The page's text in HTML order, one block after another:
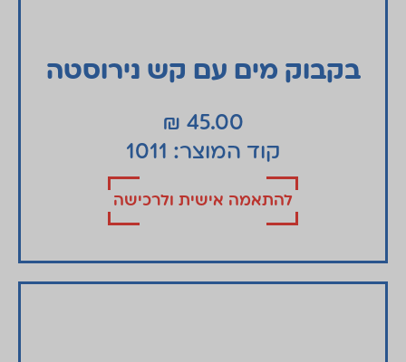
בקבוק מים עם קש נירוסטה
45.00
₪
קוד המוצר: 1011
להתאמה אישית ולרכישה